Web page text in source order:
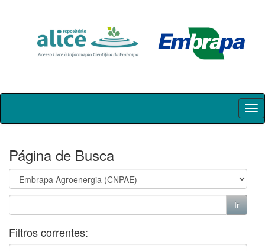
Skip
Página de Busca
Filtros correntes: